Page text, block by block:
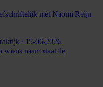
met Naomi Reijn
⸱ 15-06-2026
wiens naam staat de